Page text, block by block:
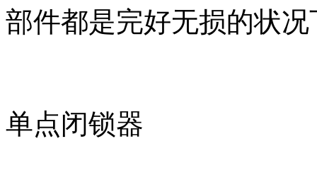
部件都是完好无损的状
单点闭锁器